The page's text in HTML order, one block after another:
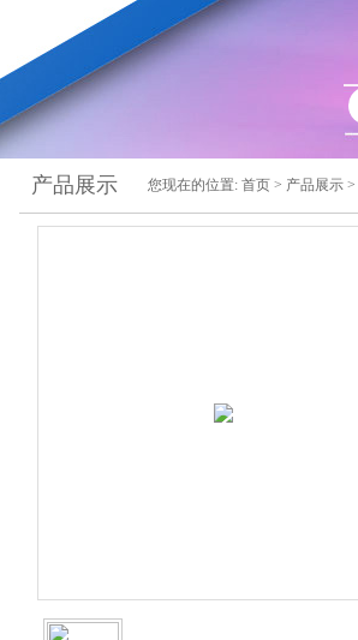
产品展示 您现在的位置: 首页 > 产品展示 >